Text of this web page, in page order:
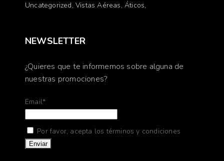
Uncategorized Vistas Aéreas Áticos
NEWSLETTER
¿Quieres que te informemos sobre alguna de
nuestras promociones?
Email*
Por favor, acepta los términos y condiciones